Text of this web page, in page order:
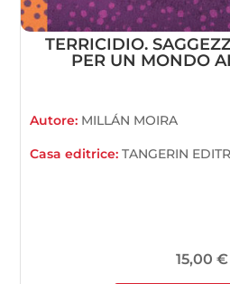
TERRICIDIO.
PER UN MONDO
Autore: MILLÁN MOIRA
Casa editrice:TANGERIN
15,00 €